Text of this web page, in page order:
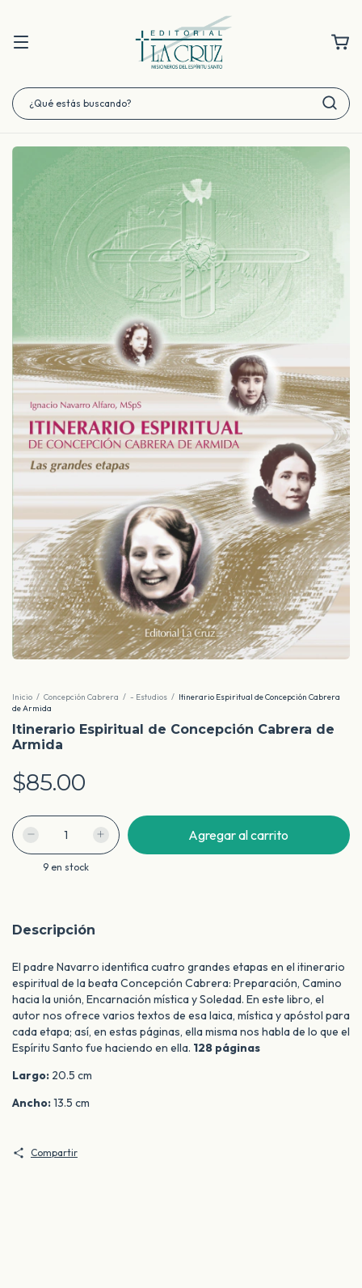
Inicio / Concepción Cabrera / - Estudios / Itinerario Espiritual de Concepción Cabrera
de Armida
Itinerario Espiritual de Concepción Cabrera de
Armida
$85.00
9en stock
Descripción
El padre Navarro identifica cuatro grandes etapas en el itinerario
espiritual de la beata Concepción Cabrera: Preparación, Camino
hacia la unión, Encarnación mística y Soledad. En este libro, el
autor nos ofrece varios textos de esa laica, mística y apóstol para
cada etapa; así, en estas páginas, ella misma nos habla de lo que el
Espíritu Santo fue haciendo en ella. 128 páginas
Largo: 20.5 cm
Ancho:13.5 cm
Compartir